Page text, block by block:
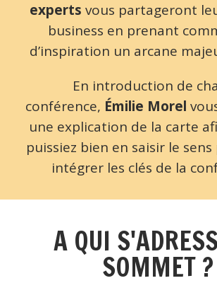
experts vous partageront
business en prenant
d’inspiration un arcane
En introduction de
conférence, Émilie Morel
une explication de la carte
puissiez bien en saisir le
intégrer les clés de la
A QUI
SOMMET ?